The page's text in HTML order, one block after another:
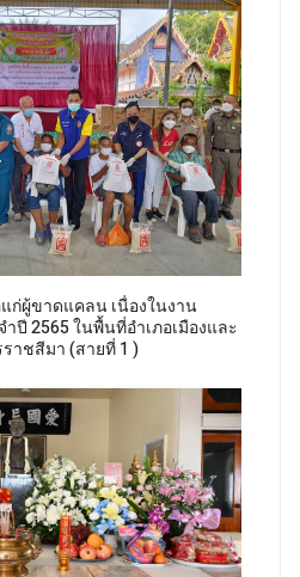
ก่ผู้ขาดแคลน เนื่องในงาน
ปี 2565 ในพื้นที่อำเภอเมืองและ
าชสีมา (สายที่ 1 )